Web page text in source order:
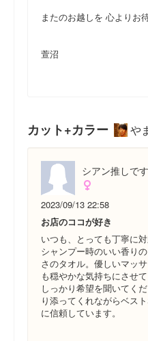
またのお越しを 心よりお
萱沼
カット+カラー や
シアン推しです
2023/09/13 22:58
お店のココが好き
いつも、とっても丁寧に
シャンプー時のいい香り
さのタオル。優しいマッ
も穏やかな気持ちにさせ
しっかり希望を聞いてく
り添ってくれながらベス
に信頼しています。